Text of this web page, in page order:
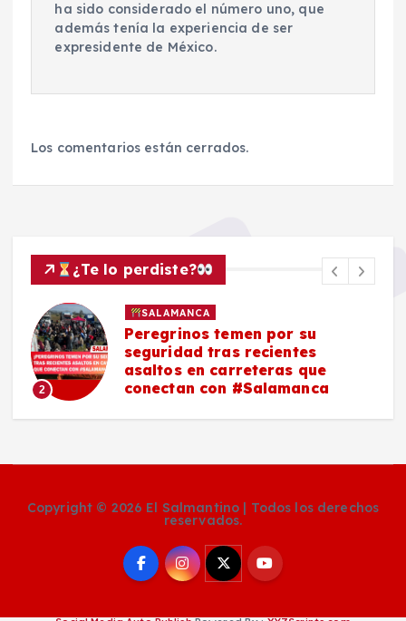
ha sido considerado el número uno, que
además tenía la experiencia de ser
expresidente de México.
Los comentarios están cerrados.
¿Te lo perdiste?
2
SALAMANCA
Peregrinos temen por su
seguridad tras recientes
asaltos en carreteras que
conectan con #Salamanca
Copyright © 2026 El Salmantino | Todos los derechos
reservados.